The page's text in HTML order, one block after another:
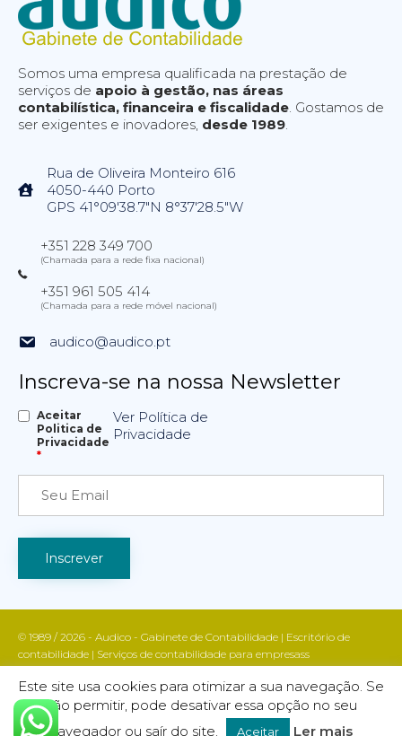
Somos uma empresa qualificada na prestação de
serviços de apoio à gestão, nas áreas
contabilística, financeira e fiscalidade. Gostamos de
ser exigentes e inovadores, desde 1989.
Rua de Oliveira Monteiro 616
4050-440 Porto
GPS 41°09'38.7"N 8°37'28.5"W
+351 228 349 700
(Chamada para a rede fixa nacional)
+351 961 505 414
(Chamada para a rede móvel nacional)
audico@audico.pt
Inscreva-se na nossa Newsletter
Aceitar
Politica de
Privacidade
*
Ver Política de
Privacidade
© 1989 / 2026 - Audico - Gabinete de Contabilidade | Escritório de
contabilidade | Serviços de contabilidade para empresass
os direitos reservados | AUDICO marca registada INPI nº 755988
Política de Privacidade| DESIGN & CODE BY:FINALWEBSITE
Este site usa cookies para otimizar a sua navegação. Se
não permitir, pode desativar essa opção no seu
navegador ou saír do site.
Aceitar Ler mais